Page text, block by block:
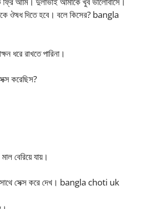
ঔষধ দিতে হবে। বলে কিসের? bangla
ধরে রাখতে পারিনা।
করেছিস?
বেরিয়ে যায়।
সেক্স করে দেখ। bangla choti uk